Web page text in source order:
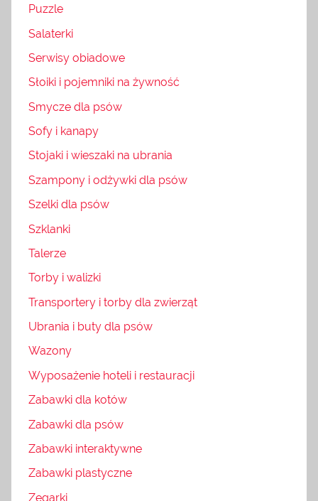
Puzzle
Salaterki
Serwisy obiadowe
Słoiki i pojemniki na żywność
Smycze dla psów
Sofy i kanapy
Stojaki i wieszaki na ubrania
Szampony i odżywki dla psów
Szelki dla psów
Szklanki
Talerze
Torby i walizki
Transportery i torby dla zwierząt
Ubrania i buty dla psów
Wazony
Wyposażenie hoteli i restauracji
Zabawki dla kotów
Zabawki dla psów
Zabawki interaktywne
Zabawki plastyczne
Zegarki